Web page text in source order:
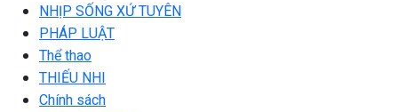
NHỊP SỐNG XỨ TUYÊN
PHÁP LUẬT
Thể thao
THIẾU NHI
Chính sách